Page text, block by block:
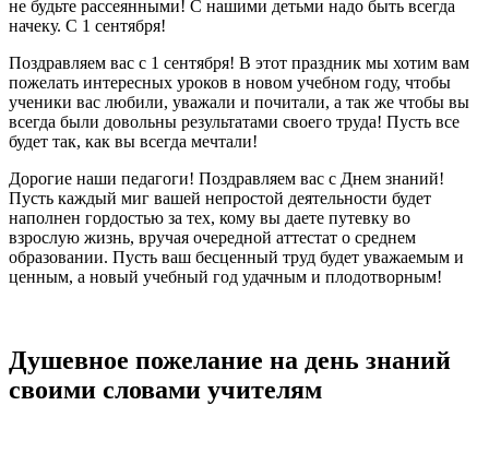
не будьте рассеянными! С нашими детьми надо быть всегда
начеку. С 1 сентября!
Поздравляем вас с 1 сентября! В этот праздник мы хотим вам
пожелать интересных уроков в новом учебном году, чтобы
ученики вас любили, уважали и почитали, а так же чтобы вы
всегда были довольны результатами своего труда! Пусть все
будет так, как вы всегда мечтали!
Дорогие наши педагоги! Поздравляем вас с Днем знаний!
Пусть каждый миг вашей непростой деятельности будет
наполнен гордостью за тех, кому вы даете путевку во
взрослую жизнь, вручая очередной аттестат о среднем
образовании. Пусть ваш бесценный труд будет уважаемым и
ценным, а новый учебный год удачным и плодотворным!
Душевное пожелание на день знаний
своими словами учителям